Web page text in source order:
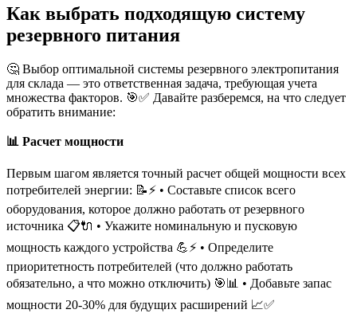
Как выбрать подходящую систему
резервного питания
🤔 Выбор оптимальной системы резервного электропитания
для склада — это ответственная задача, требующая учета
множества факторов. 🎯✅ Давайте разберемся, на что следует
обратить внимание:
📊 Расчет мощности
Первым шагом является точный расчет общей мощности всех
потребителей энергии: 📝⚡ • Составьте список всего
оборудования, которое должно работать от резервного
источника 📋🔌 • Укажите номинальную и пусковую
мощность каждого устройства 💪⚡ • Определите
приоритетность потребителей (что должно работать
обязательно, а что можно отключить) 🎯📊 • Добавьте запас
мощности 20-30% для будущих расширений 📈✅